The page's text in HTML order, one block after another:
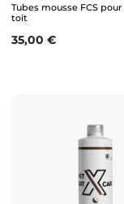
Tubes mousse FCS
toit
Prix
35,00 €